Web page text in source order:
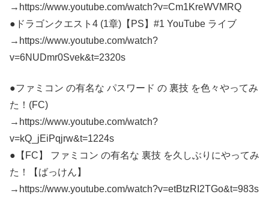
→https://www.youtube.com/watch?v=Cm1KreWVMRQ
●ドラゴンクエスト4 (1章)【PS】#1 YouTube ライブ
→https://www.youtube.com/watch?
v=6NUDmr0Svek&t=2320s
●ファミコン の有名な パスワード の 裏技 を色々やってみ
た！(FC)
→https://www.youtube.com/watch?
v=kQ_jEiPqjrw&t=1224s
●【FC】 ファミコン の有名な 裏技 を久しぶりにやってみ
た！【ばっけん】
→https://www.youtube.com/watch?v=etBtzRI2TGo&t=983s